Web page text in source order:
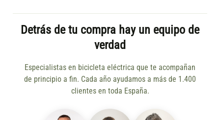
Detrás de tu compra hay un equipo de
verdad
Especialistas en bicicleta eléctrica que te acompañan
de principio a fin. Cada año ayudamos a más de 1.400
clientes en toda España.